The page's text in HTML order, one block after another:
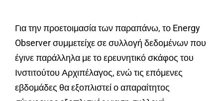
Για την προετοιμασία των παραπάνω, το Energy
Observer συμμετείχε σε συλλογή δεδομένων που
έγινε παράλληλα με το ερευνητικό σκάφος του
Ινστιτούτου Αρχιπέλαγος, ενώ τις επόμενες
εβδομάδες θα εξοπλιστεί ο απαραίτητος